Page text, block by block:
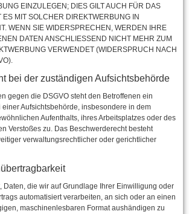
EINZULEGEN; DIES GILT AUCH FÜR DAS
ES MIT SOLCHER DIREKTWERBUNG IN
WENN SIE WIDERSPRECHEN, WERDEN IHRE
DATEN ANSCHLIESSEND NICHT MEHR ZUM
VERWENDET (WIDERSPRUCH NACH
bei der zuständigen Aufsichts­behörde
gegen die DSGVO steht den Betroffenen ein
einer Aufsichtsbehörde, insbesondere in dem
Aufenthalts, ihres Arbeitsplatzes oder des
Verstoßes zu. Das Beschwerderecht besteht
verwaltungsrechtlicher oder gerichtlicher
Daten, die wir auf Grundlage Ihrer Einwilligung oder
automatisiert verarbeiten, an sich oder an einen
maschinenlesbaren Format aushändigen zu